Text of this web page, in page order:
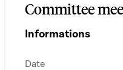
Committee
Informations
Date